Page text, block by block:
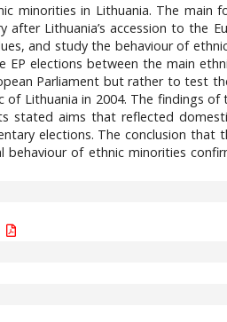
minorities in Lithuania. The main
Lithuania’s accession to the
and study the behaviour of
elections between the main
Parliament but rather to test
Lithuania in 2004. The findings of
aims that reflected
elections. The conclusion that
of ethnic minorities